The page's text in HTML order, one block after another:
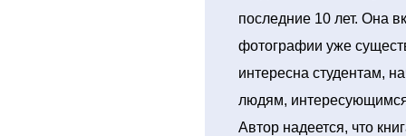
последние 10 лет. Она
фотографии уже
интересна студентам,
людям,
Автор надеется, что